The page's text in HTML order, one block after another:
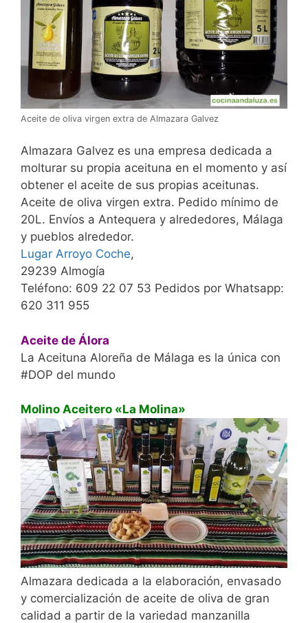
Aceite de oliva virgen extra de Almazara Galvez
Almazara Galvez es una empresa dedicada a
molturar su propia aceituna en el momento y así
obtener el aceite de sus propias aceitunas.
Aceite de oliva virgen extra. Pedido mínimo de
20L. Envíos a Antequera y alrededores, Málaga
y pueblos alrededor.
Lugar Arroyo Coche,
29239 Almogía
Teléfono: 609 22 07 53 Pedidos por Whatsapp:
620 311 955
Aceite de Álora
La Aceituna Aloreña de Málaga es la única con
#DOP del mundo
Molino Aceitero «La Molina»
Almazara dedicada a la elaboración, envasado
y comercialización de aceite de oliva de gran
calidad a partir de la variedad manzanilla